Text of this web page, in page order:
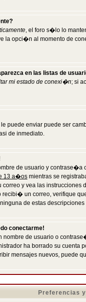
, el foro s�lo lo
la opci�n al momento de
en las listas de
mi estado de conexi�n; si
puede enviar puede ser
de inmediato.
de usuario y
13 a�os mientras se
y vea las
un correo, verifique
de estas
conectarme!
nombre de usuario o
ha borrado su
mensajes nuevos, puede
Preferencias